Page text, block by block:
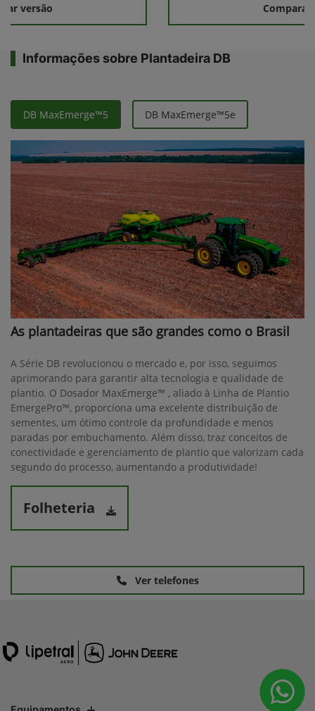
versão Comparar
Informações sobre Plantadeira DB
DB MaxEmerge™5 DB MaxEmerge™5e
As plantadeiras que são grandes como o Brasil
A Série DB revolucionou o mercado e, por isso, seguimos
aprimorando para garantir alta tecnologia e qualidade de
plantio. O Dosador MaxEmerge™ , aliado à Linha de Plantio
EmergePro™, proporciona uma excelente distribuição de
sementes, um ótimo controle da profundidade e menos
paradas por embuchamento. Além disso, traz conceitos de
conectividade e gerenciamento de plantio que valorizam cada
segundo do processo, aumentando a produtividade!
Folheteria
Ver telefones